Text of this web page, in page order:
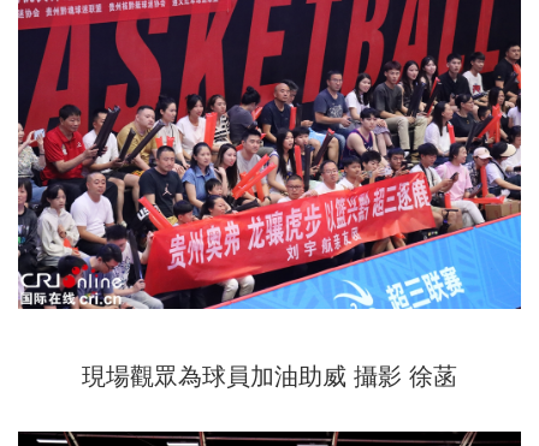
現場觀眾為球員加油助威 攝影 徐菡